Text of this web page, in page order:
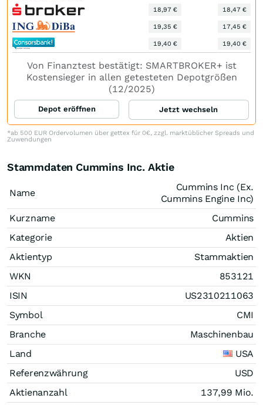
18,97 € 18,47 €
19,35 € 17,45 €
19,40 € 19,40 €
Von Finanztest bestätigt: SMARTBROKER+ ist
Kostensieger in allen getesteten Depotgrößen
(12/2025)
Depot eröffnen Jetzt wechseln
*ab 500 EUR Ordervolumen über gettex für 0€, zzgl. marktüblicher Spreads und
Zuwendungen
Stammdaten Cummins Inc. Aktie
Name
Cummins Inc (Ex.
Cummins Engine Inc)
Kurzname
Cummins
Kategorie
Aktien
Aktientyp
Stammaktien
WKN
853121
ISIN
US2310211063
Symbol
CMI
Branche
Maschinenbau
Land
USA
Referenzwährung
USD
Aktienanzahl
137,99 Mio.